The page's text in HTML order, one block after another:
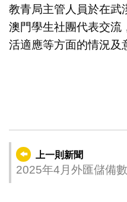
教青局主管人員於在武
澳門學生社團代表交流
活適應等方面的情況及
上一則新聞
2025年4月外匯儲備